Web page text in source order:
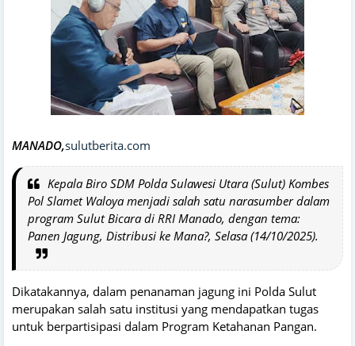
MANADO,sulutberita.com
Kepala Biro SDM Polda Sulawesi Utara (Sulut) Kombes
Pol Slamet Waloya menjadi salah satu narasumber dalam
program Sulut Bicara di RRI Manado, dengan tema:
Panen Jagung, Distribusi ke Mana?, Selasa (14/10/2025).
Dikatakannya, dalam penanaman jagung ini Polda Sulut
merupakan salah satu institusi yang mendapatkan tugas
untuk berpartisipasi dalam Program Ketahanan Pangan.